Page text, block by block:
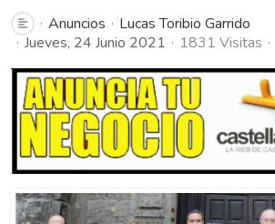
Anuncios
Lucas Toribio Garrido
Jueves, 24 Junio 2021
1831 Visitas